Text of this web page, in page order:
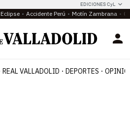
EDICIONES CyL
Eclipse Accidente Perú Motín Zambrana
REAL VALLADOLID DEPORTES